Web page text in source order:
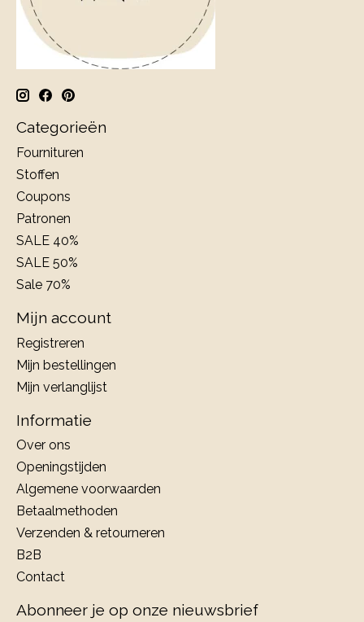
Categorieën
Fournituren
Stoffen
Coupons
Patronen
SALE 40%
SALE 50%
Sale 70%
Mijn account
Registreren
Mijn bestellingen
Mijn verlanglijst
Informatie
Over ons
Openingstijden
Algemene voorwaarden
Betaalmethoden
Verzenden & retourneren
B2B
Contact
Abonneer je op onze nieuwsbrief